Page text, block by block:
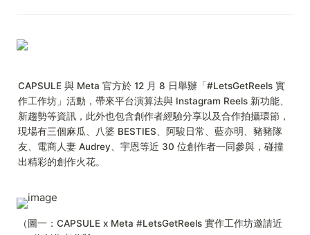
CAPSULE 與 Meta 官方於 12 月 8 日舉辦「#LetsGetReels 實
作工作坊」活動，帶來平台演算法與 Instagram Reels 新功能、
新趨勢等資訊，此外也包含創作者經驗分享以及合作拍攝環節，
現場有三個麻瓜、八婆 BESTIES、阿駿日常、藍亦明、豬豬隊
友、電商人妻 Audrey、宇恩等近 30 位創作者一同參與，碰撞
出精彩的創作火花。
（圖一：CAPSULE x Meta #LetsGetReels 實作工作坊邀請近